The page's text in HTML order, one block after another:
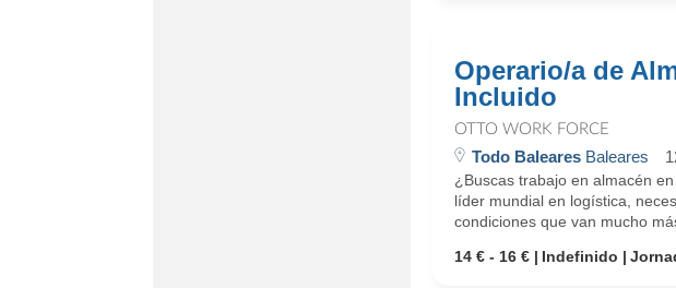
Operario/a de
Incluido
OTTO WORK FORCE
Todo BalearesBaleares
¿Buscas trabajo en almacén
líder mundial en logística,
condiciones que van mucho más
14 € - 16 €
Indefinido